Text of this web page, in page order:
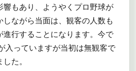
響もあり、ようやくプロ野球が
ながら当面は、観客の人数も
進行することになります。今で
入っていますが当初は無観客で
た。